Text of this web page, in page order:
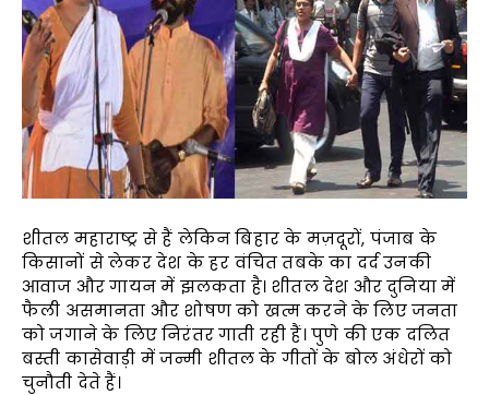
शीतल महाराष्ट्र से हैं लेकिन बिहार के मज़दूरों, पंजाब के
किसानों से लेकर देश के हर वंचित तबके का दर्द उनकी
आवाज और गायन में झलकता है। शीतल देश और दुनिया में
फैली असमानता और शोषण को खत्म करने के लिए जनता
को जगाने के लिए निरंतर गाती रही हैं। पुणे की एक दलित
बस्ती कासेवाड़ी में जन्मी शीतल के गीतों के बोल अंधेरों को
चुनौती देते हैं।